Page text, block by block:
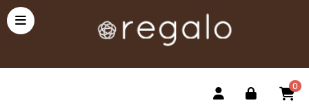
0